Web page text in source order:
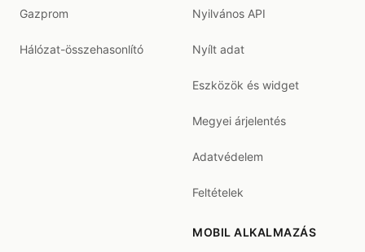
Gazprom
Hálózat-összehasonlító
Nyilvános API
Nyílt adat
Eszközök és widget
Megyei árjelentés
Adatvédelem
Feltételek
MOBIL ALKALMAZÁS